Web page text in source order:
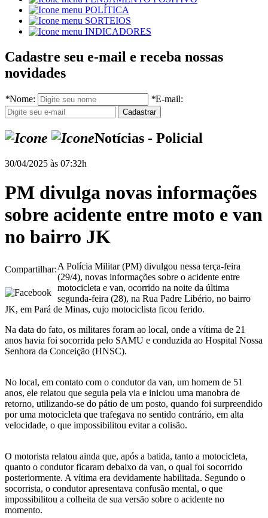
POLÍTICA
SORTEIOS
INDICADORES
Cadastre seu e-mail e receba nossas
novidades
*Nome: *E-mail:
Notícias - Policial
30/04/2025 às 07:32h
PM divulga novas informações
sobre acidente entre moto e van
no bairro JK
Compartilhar:A Polícia Militar (PM) divulgou nessa terça-feira
(29/4), novas informações sobre o acidente entre
motocicleta e van, ocorrido na noite da última
segunda-feira (28), na Rua Padre Libério, no bairro
JK, em Pará de Minas, cujo motociclista ficou ferido.
Na data do fato, os militares foram ao local, onde a vítima de 21
anos havia foi socorrida pelo SAMU e conduzida ao Hospital Nossa
Senhora da Conceição (HNSC).
No local, em contato com o condutor da van, um homem de 51
anos, ele relatou que seguia pela via e iniciou uma manobra de
retorno, utilizando-se do pátio de um posto, quando foi surpreendido
por uma motocicleta que trafegava no sentido contrário, em alta
velocidade, o que impossibilitou evitar a colisão.
O motorista relatou ainda que, após a batida, tanto a motocicleta,
quanto o condutor ficaram debaixo da van, o qual foi socorrido
posteriormente. A vítima era devidamente habilitada. Segundo o
socorrista, o condutor apresentava confusão mental, o que
impossibilitou a colheita de sua versão sobre o acidente no
momento.